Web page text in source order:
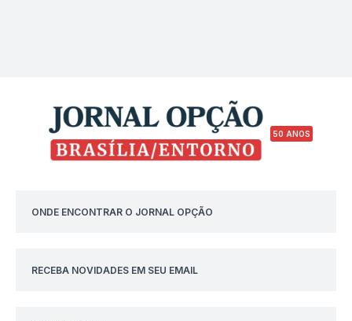
50 ANOS
ONDE ENCONTRAR O JORNAL OPÇÃO
RECEBA NOVIDADES EM SEU EMAIL